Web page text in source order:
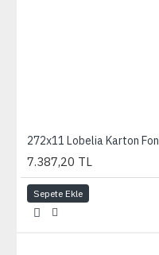
272x11 Lobelia Karton Fon
7.387,20 TL
Sepete Ekle